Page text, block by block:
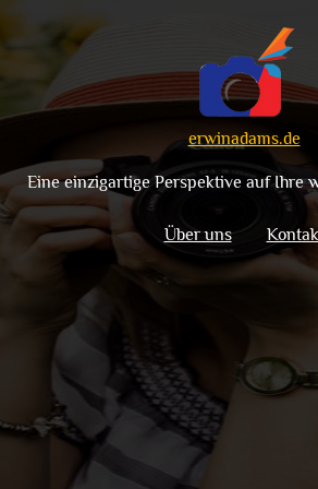
erwinadams.de
Eine einzigartige Perspektive auf Ihre
Über uns